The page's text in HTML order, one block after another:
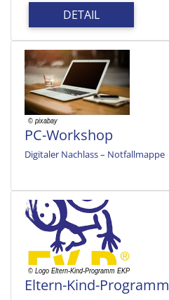
DETAIL
PC-Workshop
Digitaler Nachlass – Notfallmappe
Eltern-Kind-Programm